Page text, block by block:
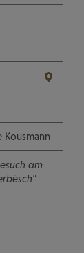
Kousmann
am